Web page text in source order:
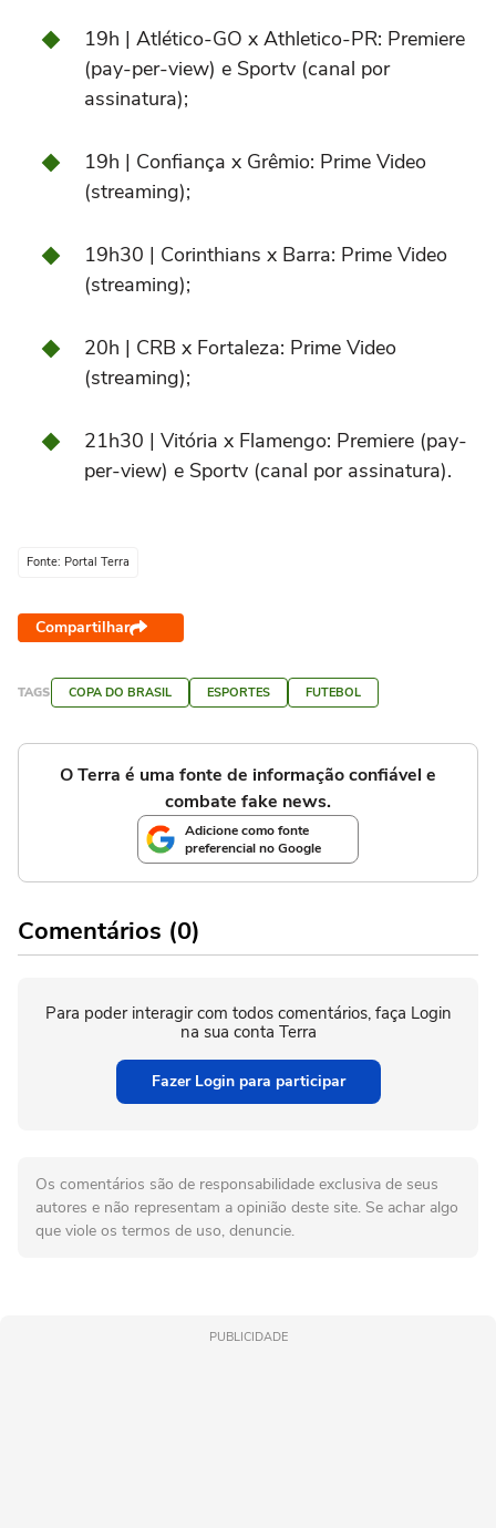
19h | Atlético-GO x Athletico-PR: Premiere
(pay-per-view) e Sportv (canal por
assinatura);
19h | Confiança x Grêmio: Prime Video
(streaming);
19h30 | Corinthians x Barra: Prime Video
(streaming);
20h | CRB x Fortaleza: Prime Video
(streaming);
21h30 | Vitória x Flamengo: Premiere (pay-
per-view) e Sportv (canal por assinatura).
Fonte: Portal Terra
Compartilhar
TAGS COPA DO BRASIL ESPORTES FUTEBOL
O Terra é uma fonte de informação confiável e
combate fake news.
Adicione como fonte
preferencial no Google
Comentários (0)
Para poder interagir com todos comentários, faça Login
na sua conta Terra
Fazer Login para participar
Os comentários são de responsabilidade exclusiva de seus
autores e não representam a opinião deste site. Se achar algo
que viole os termos de uso, denuncie.
PUBLICIDADE